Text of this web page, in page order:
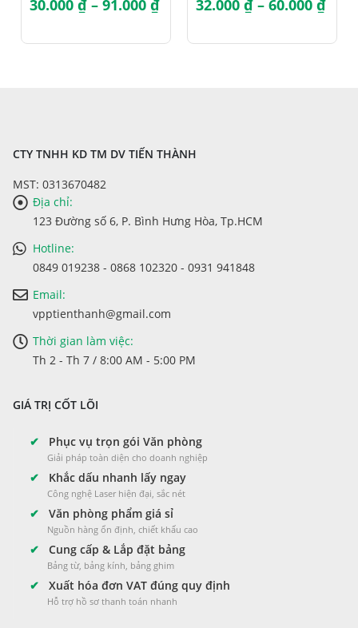
30.000 ₫ – 91.000 ₫
30.000 ₫
32.000 ₫ – 60.000 ₫
CTY TNHH KD TM DV TIẾN THÀNH
MST: 0313670482
Địa chỉ:
123 Đường số 6, P. Bình Hưng Hòa, Tp.HCM
Hotline:
0849 019238 - 0868 102320 - 0931 941848
Email:
vpptienthanh@gmail.com
Thời gian làm việc:
Th 2 - Th 7 / 8:00 AM - 5:00 PM
GIÁ TRỊ CỐT LÕI
✔ Phục vụ trọn gói Văn phòng
Giải pháp toàn diện cho doanh nghiệp
✔ Khắc dấu nhanh lấy ngay
Công nghệ Laser hiện đại, sắc nét
✔ Văn phòng phẩm giá sỉ
Nguồn hàng ổn định, chiết khấu cao
✔ Cung cấp & Lắp đặt bảng
Bảng từ, bảng kính, bảng ghim
✔ Xuất hóa đơn VAT đúng quy định
Hỗ trợ hồ sơ thanh toán nhanh